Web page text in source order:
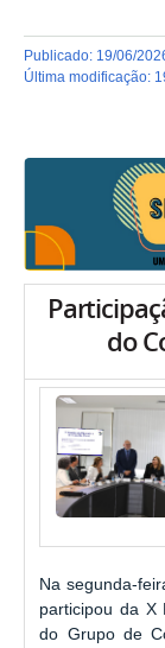
publicado: 19/06/
última modificação:
do
Na segunda-
participou da X
do Grupo de